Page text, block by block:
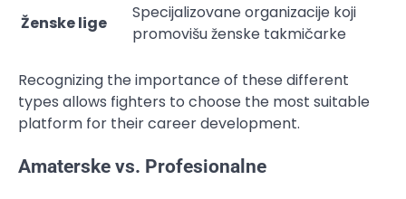
Ženske lige
Specijalizovane organizacije koji
promovišu ženske takmičarke
Recognizing the importance of these different
types allows fighters to choose the most suitable
platform for their career development.
Amaterske vs. Profesionalne